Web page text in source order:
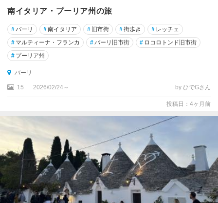
リ
ー
チ
ェ
ル
キ
エ
エ
ナ
南イタリア・プーリア州の旅
#バーリ #南イタリア # 旧市街 #街歩き # レッチェ
# マルティーナ・フランカ #バーリ旧市街 # ロコロトンド旧市街
# プーリア州
バーリ
15 2026/02/24～ by ひでGさん
投稿日：4ヶ月前